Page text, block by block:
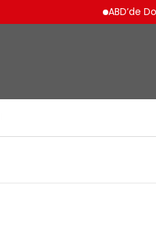
ABD’de